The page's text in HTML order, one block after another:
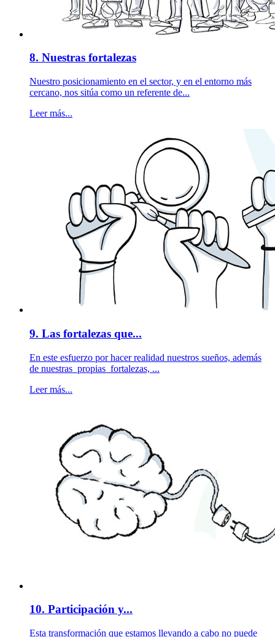
8. Nuestras fortalezas
Nuestro posicionamiento en el sector, y en el entorno más
cercano, nos sitúa como un referente de...
Leer más...
9. Las fortalezas que...
En este esfuerzo por hacer realidad nuestros sueños, además
de nuestras propias fortalezas, ...
Leer más...
10. Participación y...
Esta transformación que estamos llevando a cabo no puede